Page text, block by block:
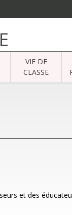
VIE DE
CLASSE
et des